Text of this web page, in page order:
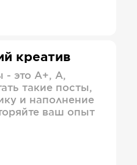
креатив
- это А+, А,
такие посты,
и наполнение
ваш опыт